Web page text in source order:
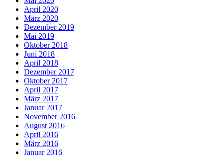
April 2020
März 2020
Dezember 2019
Mai 2019
Oktober 2018
Juni 2018
April 2018
Dezember 2017
Oktober 2017
April 2017
März 2017
Januar 2017
November 2016
August 2016
April 2016
März 2016
Januar 2016